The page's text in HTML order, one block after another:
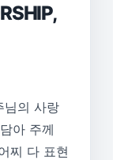
님의 사랑
아 주께
찌 다 표현